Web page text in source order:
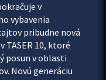
v
vybavenia
pribudne nová
10, ktoré
posun v oblasti
Novú generáciu